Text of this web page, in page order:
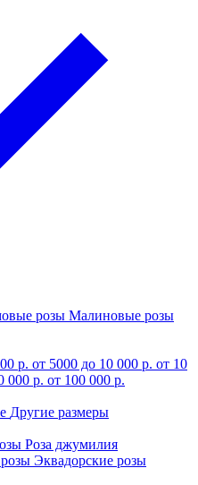
розы Малиновые розы
р. от 5000 до 10 000 р. от 10
000 р. от 100 000 р.
Другие размеры
Роза джумилия
Эквадорские розы